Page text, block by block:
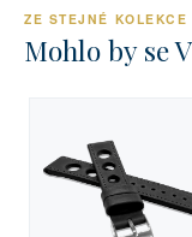
ZE STEJNÉ KOLEKCE
Mohlo by se